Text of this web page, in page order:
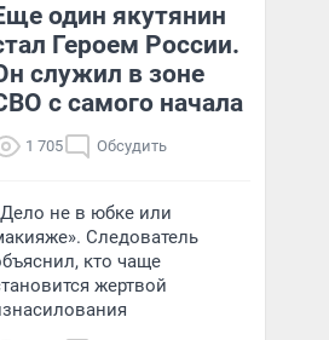
один якутянин
Героем России.
служил в зоне
с самого начала
1 705 Обсудить
не в юбке или
Следователь
кто чаще
жертвой